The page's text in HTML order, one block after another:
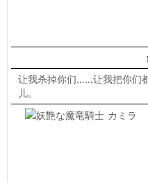
让我杀掉你们……让我把你们
儿。